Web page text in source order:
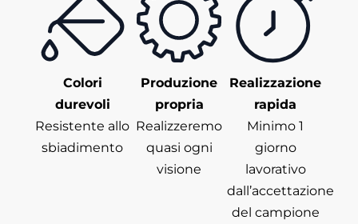
Colori
durevoli
Resistente allo
sbiadimento
Produzione
propria
Realizzeremo
quasi ogni
visione
Realizzazione
rapida
Minimo 1
giorno
lavorativo
dall’accettazione
del campione